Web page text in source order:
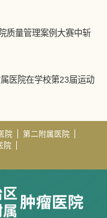
质量管理案例大赛中斩
医院在学校第23届运动
院
第二附属医院
院